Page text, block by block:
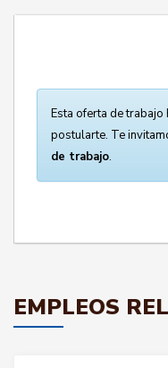
Esta oferta de trabajo
postularte. Te
de trabajo.
EMPLEOS